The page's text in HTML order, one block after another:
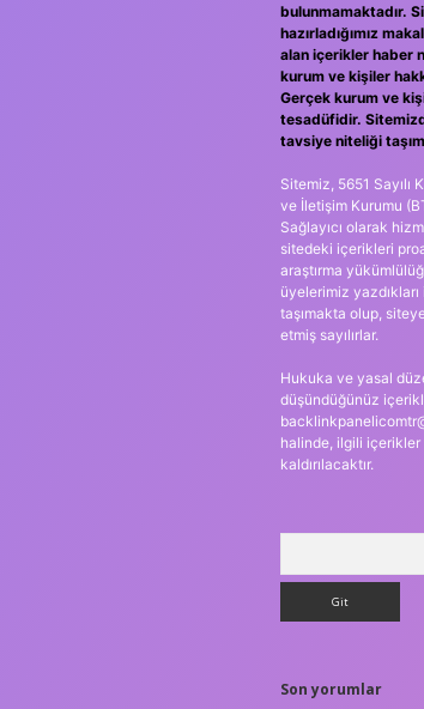
bulunmamaktadır.
hazırladığımız
alan içerikler haber
kurum ve kişiler
Gerçek kurum ve
tesadüfidir.
tavsiye niteliği
Sitemiz, 5651 Sayılı
ve İletişim Kurumu
Sağlayıcı olarak
sitedeki içerikleri
araştırma
üyelerimiz
taşımakta olup,
etmiş sayılırlar.
Hukuka ve yasal
düşündüğünüz
halinde, ilgili
kaldırılacaktır.
Son yorumlar